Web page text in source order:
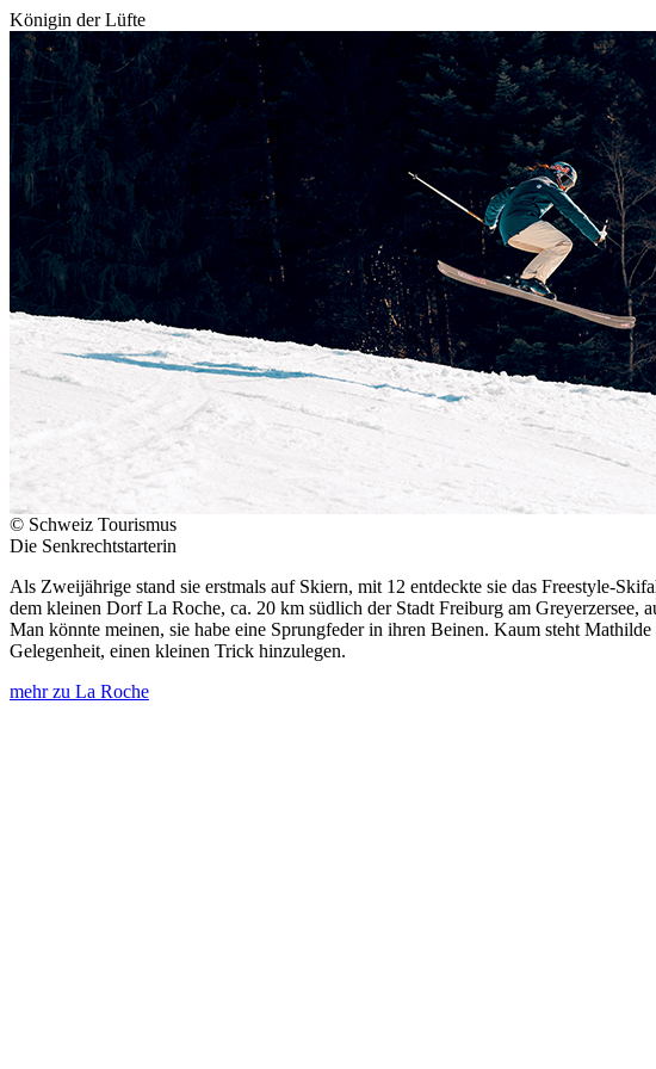
Königin der Lüfte
© Schweiz Tourismus
Die Senkrechtstarterin
Als Zweijährige stand sie erstmals auf Skiern, mit 12 entdeckte sie das Freestyle-
dem kleinen Dorf La Roche, ca. 20 km südlich der Stadt Freiburg am
Man könnte meinen, sie habe eine Sprungfeder in ihren Beinen. Kaum steht
Gelegenheit, einen kleinen Trick hinzulegen.
mehr zu La Roche